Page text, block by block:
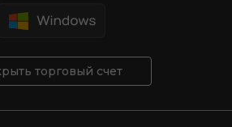
торговый счет